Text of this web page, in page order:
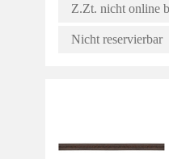
Z.Zt. nicht online
Nicht reservierbar